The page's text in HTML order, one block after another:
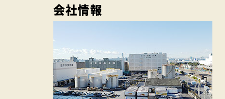
会社情報